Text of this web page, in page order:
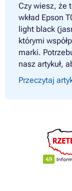
Czy wiesz, że
wkład Epson
light black
którymi
marki.
nasz artykuł,
Przeczytaj